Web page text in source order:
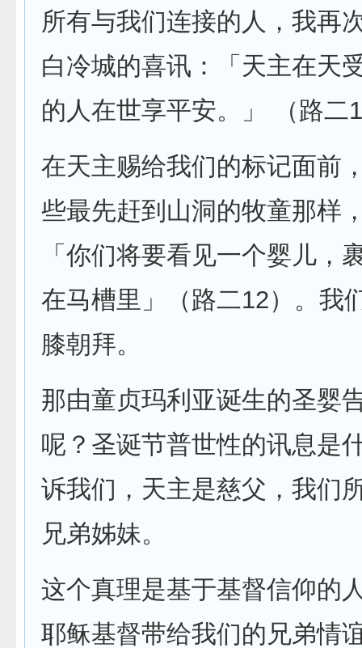
所有与我们连接的人，我再
白冷城的喜讯：「天主在天
的人在世享平安。」 （路二
在天主赐给我们的标记面前
些最先赶到山洞的牧童那样
「你们将要看见一个婴儿，
在马槽里」（路二12）。我
膝朝拜。
那由童贞玛利亚诞生的圣婴
呢？圣诞节普世性的讯息是
诉我们，天主是慈父，我们
兄弟姊妹。
这个真理是基于基督信仰的
耶稣基督带给我们的兄弟情